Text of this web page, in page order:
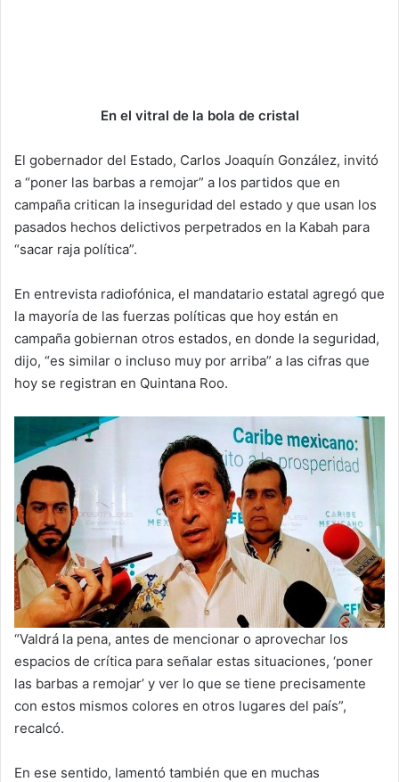
En el vitral de la bola de cristal
El gobernador del Estado, Carlos Joaquín González, invitó
a “poner las barbas a remojar” a los partidos que en
campaña critican la inseguridad del estado y que usan los
pasados hechos delictivos perpetrados en la Kabah para
“sacar raja política”.
En entrevista radiofónica, el mandatario estatal agregó que
la mayoría de las fuerzas políticas que hoy están en
campaña gobiernan otros estados, en donde la seguridad,
dijo, “es similar o incluso muy por arriba” a las cifras que
hoy se registran en Quintana Roo.
“Valdrá la pena, antes de mencionar o aprovechar los
espacios de crítica para señalar estas situaciones, ‘poner
las barbas a remojar’ y ver lo que se tiene precisamente
con estos mismos colores en otros lugares del país”,
recalcó.
En ese sentido, lamentó también que en muchas